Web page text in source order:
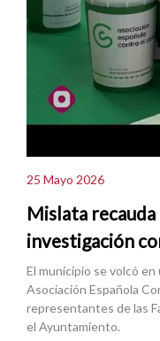
25 Mayo 2026
Mislata
investigación
El municipio se volcó en
Asociación Española
representantes de las
el Ayuntamiento.